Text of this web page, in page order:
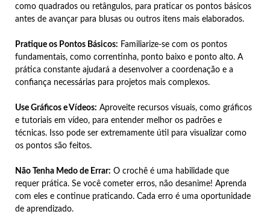
como quadrados ou retângulos, para praticar os pontos básicos
antes de avançar para blusas ou outros itens mais elaborados.
Pratique os Pontos Básicos: Familiarize-se com os pontos
fundamentais, como correntinha, ponto baixo e ponto alto. A
prática constante ajudará a desenvolver a coordenação e a
confiança necessárias para projetos mais complexos.
Use Gráficos e Vídeos: Aproveite recursos visuais, como gráficos
e tutoriais em vídeo, para entender melhor os padrões e
técnicas. Isso pode ser extremamente útil para visualizar como
os pontos são feitos.
Não Tenha Medo de Errar: O crochê é uma habilidade que
requer prática. Se você cometer erros, não desanime! Aprenda
com eles e continue praticando. Cada erro é uma oportunidade
de aprendizado.